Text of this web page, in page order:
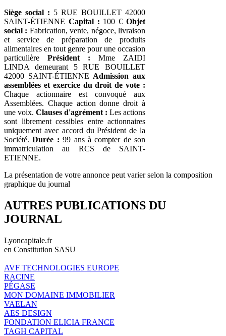
Siège social : 5 RUE BOUILLET 42000
SAINT-ÉTIENNE Capital : 100 €Objet
social : Fabrication, vente, négoce, livraison
et service de préparation de produits
alimentaires en tout genre pour une occasion
particulière Président : Mme ZAIDI
LINDA demeurant 5 RUE BOUILLET
42000 SAINT-ÉTIENNE Admission aux
assemblées et exercice du droit de vote :
Chaque actionnaire est convoqué aux
Assemblées. Chaque action donne droit à
une voix. Clauses d'agrément : Les actions
sont librement cessibles entre actionnaires
uniquement avec accord du Président de la
Société.Durée : 99 ans à compter de son
immatriculation au RCS de SAINT-
ETIENNE.
La présentation de votre annonce peut varier selon la composition
graphique du journal
AUTRES PUBLICATIONS DU
JOURNAL
Lyoncapitale.fr
en Constitution SASU
AVF TECHNOLOGIES EUROPE
RACINE
PÉGASE
MON DOMAINE IMMOBILIER
VAELAN
AES DESIGN
FONDATION ELICIA FRANCE
TAGH CAPITAL